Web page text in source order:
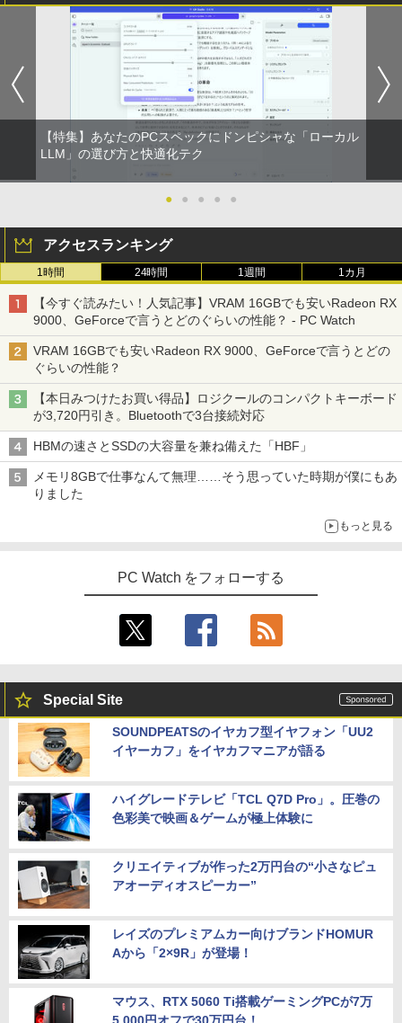
【特集】あなたのPCスペックにドンピシャな「ローカル
LLM」の選び方と快適化テク
● ● ● ● ●
アクセスランキング
1時間 24時間 1週間 1カ月
【今すぐ読みたい！人気記事】VRAM 16GBでも安いRadeon RX
9000、GeForceで言うとどのぐらいの性能？ - PC Watch
VRAM 16GBでも安いRadeon RX 9000、GeForceで言うとどの
ぐらいの性能？
【本日みつけたお買い得品】ロジクールのコンパクトキーボード
が3,720円引き。Bluetoothで3台接続対応
HBMの速さとSSDの大容量を兼ね備えた「HBF」
メモリ8GBで仕事なんて無理……そう思っていた時期が僕にもあ
りました
もっと見る
PC Watch をフォローする
Special Site
SOUNDPEATSのイヤカフ型イヤフォン「UU2
イヤーカフ」をイヤカフマニアが語る
ハイグレードテレビ「TCL Q7D Pro」。圧巻の
色彩美で映画＆ゲームが極上体験に
クリエイティブが作った2万円台の“小さなピュ
アオーディオスピーカー”
レイズのプレミアムカー向けブランドHOMUR
Aから「2×9R」が登場！
マウス、RTX 5060 Ti搭載ゲーミングPCが7万